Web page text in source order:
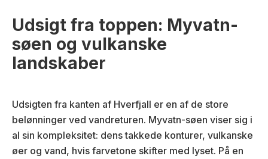
Udsigt fra toppen: Myvatn-
søen og vulkanske
landskaber
Udsigten fra kanten af Hverfjall er en af de store
belønninger ved vandreturen. Myvatn-søen viser sig i
al sin kompleksitet: dens takkede konturer, vulkanske
øer og vand, hvis farvetone skifter med lyset. På en